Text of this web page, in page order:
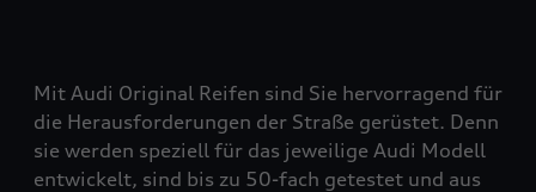
Mit Audi Original Reifen sind Sie hervorragend für
die Herausforderungen der Straße gerüstet. Denn
sie werden speziell für das jeweilige Audi Modell
entwickelt, sind bis zu 50-fach getestet und aus